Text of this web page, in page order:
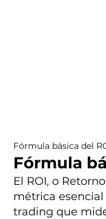
Fórmula básica del
Fórmula
El ROI, o
métrica
trading que